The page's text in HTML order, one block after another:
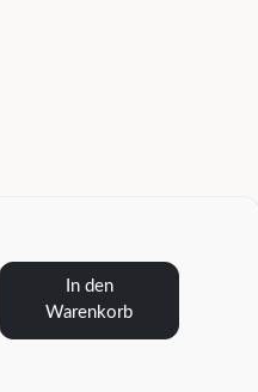
In den
Warenkorb